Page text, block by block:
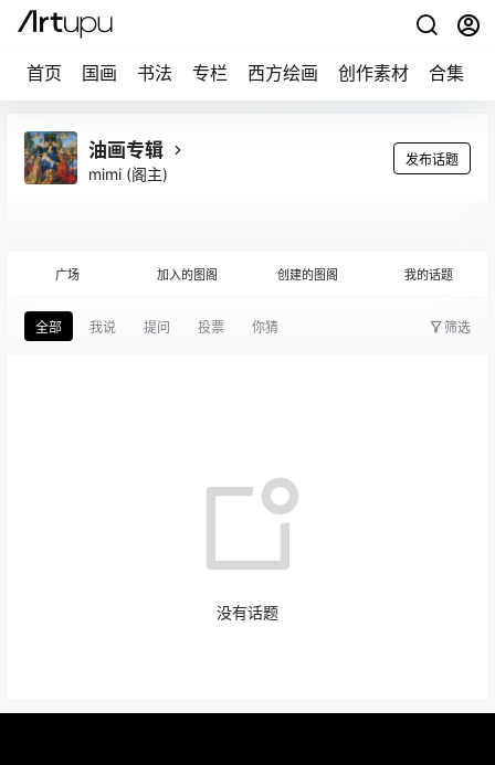
首页 国画 书法 专栏 西方绘画 创作素材 合集
油画专辑
mimi (阁主)
发布话题
广场 加入的图阁 创建的图阁 我的话题
全部 我说 提问 投票 你猜 筛选
没有话题